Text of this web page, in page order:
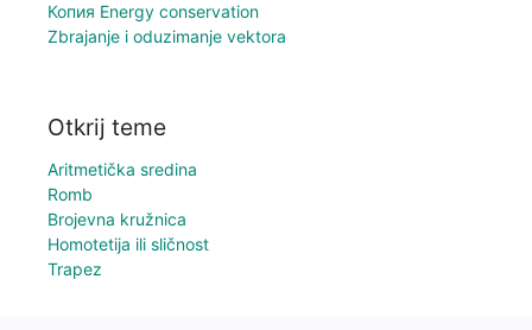
Копия Energy conservation
Zbrajanje i oduzimanje vektora
Otkrij teme
Aritmetička sredina
Romb
Brojevna kružnica
Homotetija ili sličnost
Trapez